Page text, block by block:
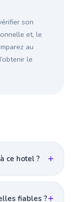
son
et, le
au
le
ce hotel ?
fiables ?